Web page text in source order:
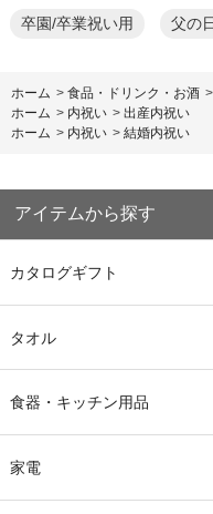
卒園/卒業祝い用 父の日
ホーム > 食品・ドリンク・お酒 >
ホーム > 内祝い > 出産内祝い
ホーム > 内祝い > 結婚内祝い
アイテムから探す
カタログギフト
タオル
食器・キッチン用品
家電